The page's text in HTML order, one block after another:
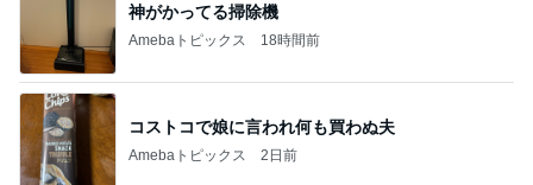
神がかってる掃除機
Amebaトピックス 18時間前
コストコで娘に言われ何も買わぬ夫
Amebaトピックス 2日前